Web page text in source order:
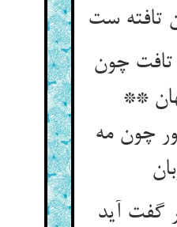
تافت چون
**
چون مه
گفت آید